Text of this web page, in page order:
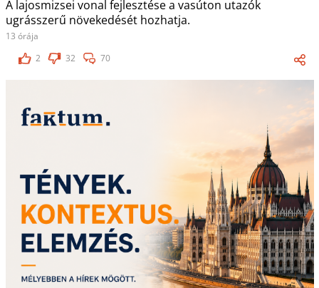
A lajosmizsei vonal fejlesztése a vasúton utazók
ugrásszerű növekedését hozhatja.
13 órája
2
32 70